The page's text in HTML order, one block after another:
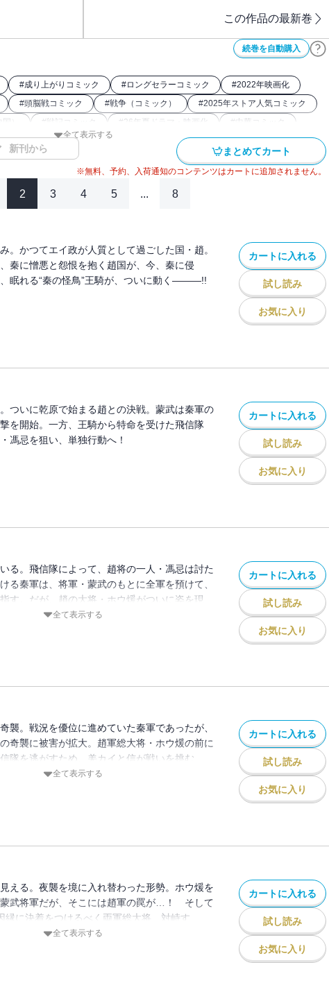
この作品の最新巻
続巻を自動購入
#成り上がりコミック #ロングセラーコミック #2022年映画化
#頭脳戦コミック #戦争（コミック） #2025年ストア人気コミック
） #戦記コミック #26年夏ドラマ・映画化 # 中華コミック
#2020年アニメ化 # キングダム関連作 #アニメ化
画化 #2024年映画化
全て表示する
新刊から まとめてカート
※無料、予約、入荷通知のコンテンツはカートに追加されません。
2 3 4 5 ... 8
。かつてエイ政が人質として過ごした国・趙。
秦に憎悪と怨恨を抱く趙国が、今、秦に侵
眠れる“秦の怪鳥”王騎が、ついに動く―――!!
カートに入れる
試し読み
お気に入り
ついに乾原で始まる趙との決戦。蒙武は秦軍の
を開始。一方、王騎から特命を受けた飛信隊
馮忌を狙い、単独行動へ！
カートに入れる
試し読み
お気に入り
る。飛信隊によって、趙将の一人・馮忌は討た
る秦軍は、将軍・蒙武のもとに全軍を預けて、
す。だが、趙の大将・ホウ煖がついに姿を現
全て表示する
カートに入れる
試し読み
お気に入り
襲。戦況を優位に進めていた秦軍であったが、
奇襲に被害が拡大。趙軍総大将・ホウ煖の前に
隊を逃がすため、羌カイと信が戦いを挑む
全て表示する
カートに入れる
試し読み
お気に入り
える。夜襲を境に入れ替わった形勢。ホウ煖を
武将軍だが、そこには趙軍の罠が…！ そして
縁に決着をつけるべく両軍総大将、対峙す
全て表示する
カートに入れる
試し読み
お気に入り